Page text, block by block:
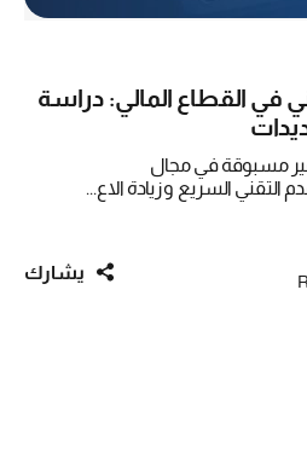
في القطاع المالي: دراسة
غير مسبوقة في مجال
التقني السريع وزيادة الاع...
يشارك